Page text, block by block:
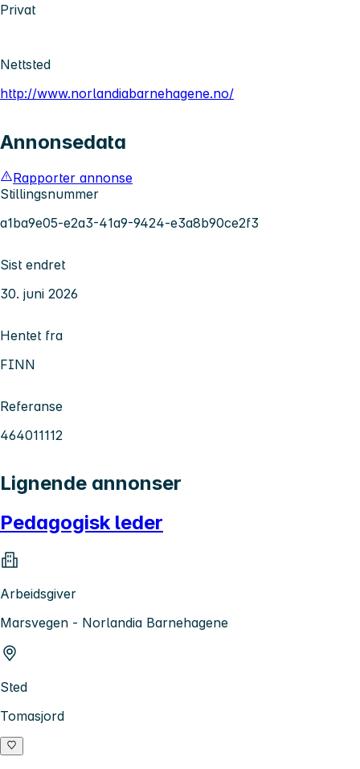
Privat
Nettsted
http://www.norlandiabarnehagene.no/
Annonsedata
Rapporter annonse
Stillingsnummer
a1ba9e05-e2a3-41a9-9424-e3a8b90ce2f3
Sist endret
30. juni 2026
Hentet fra
FINN
Referanse
464011112
Lignende annonser
Pedagogisk leder
Arbeidsgiver
Marsvegen - Norlandia Barnehagene
Sted
Tomasjord